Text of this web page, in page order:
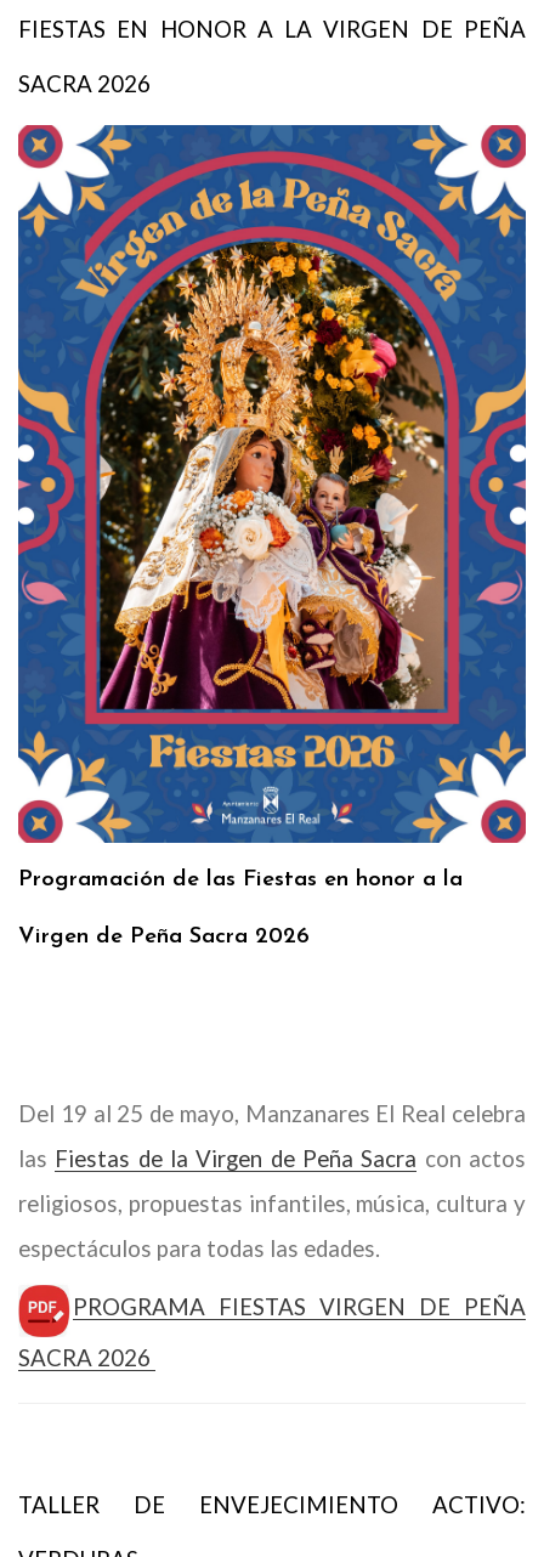
FIESTAS EN HONOR A LA VIRGEN DE PEÑA
SACRA 2026
Programación de las Fiestas en honor a la
Virgen de Peña Sacra 2026
Del 19 al 25 de mayo, Manzanares El Real celebra
las Fiestas de la Virgen de Peña Sacra con actos
religiosos, propuestas infantiles, música, cultura y
espectáculos para todas las edades.
PROGRAMA FIESTAS VIRGEN DE PEÑA
SACRA 2026
TALLER DE ENVEJECIMIENTO ACTIVO: